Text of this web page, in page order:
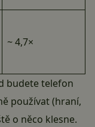
~ 4,7×
budete telefon
používat (hraní,
o něco klesne.